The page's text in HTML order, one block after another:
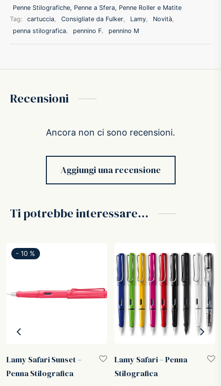
Penne Stilografiche, Penne a Sfera, Penne Roller e Matite
Tag:
cartuccia Consigliate da Fulker Lamy Novità
penna stilografica, pennino F, pennino M
Recensioni
Ancora non ci sono recensioni.
Aggiungi una recensione
Ti potrebbe interessare…
- 10 %
Lamy Safari Sunset –
Penna Stilografica
Lamy Safari – Penna
Stilografica